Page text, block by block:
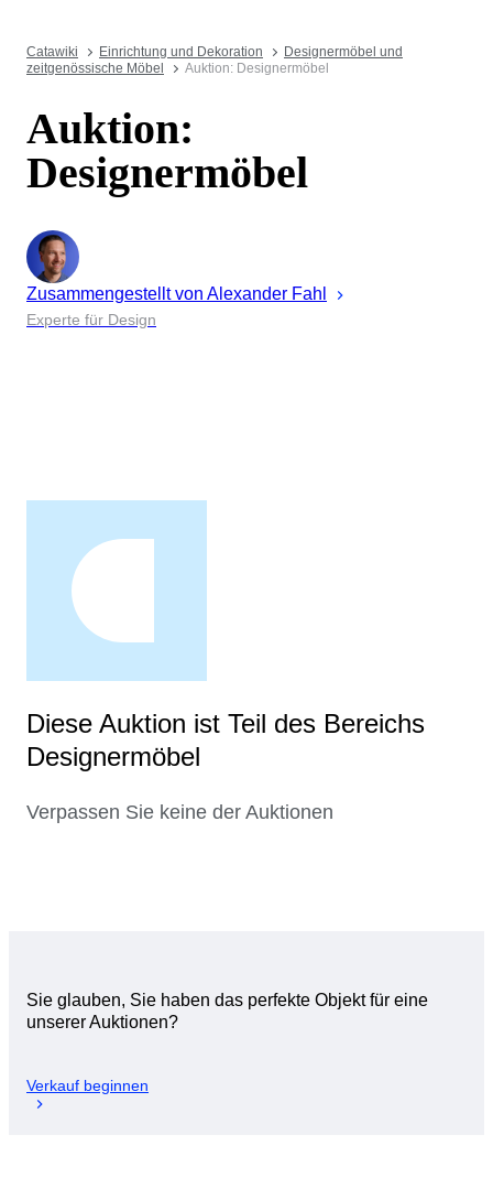
Catawiki Einrichtung und Dekoration
Designermöbel und
zeitgenössische Möbel
Auktion: Designermöbel
Auktion:
Designermöbel
Zusammengestellt von Alexander Fahl
Experte für Design
Diese Auktion ist Teil des Bereichs
Designermöbel
Verpassen Sie keine der Auktionen
Sie glauben, Sie haben das perfekte Objekt für eine
unserer Auktionen?
Verkauf beginnen